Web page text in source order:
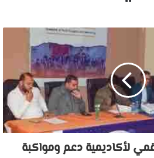
لأكاديمية دعم ومواكبة